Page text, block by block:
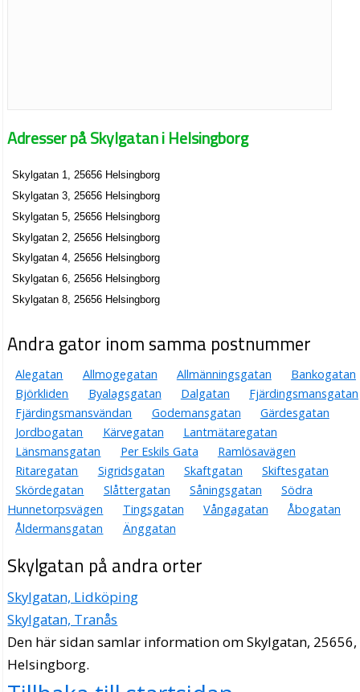
Adresser på Skylgatan i Helsingborg
Skylgatan 1, 25656 Helsingborg
Skylgatan 3, 25656 Helsingborg
Skylgatan 5, 25656 Helsingborg
Skylgatan 2, 25656 Helsingborg
Skylgatan 4, 25656 Helsingborg
Skylgatan 6, 25656 Helsingborg
Skylgatan 8, 25656 Helsingborg
Andra gator inom samma postnummer
Alegatan Allmogegatan Allmänningsgatan
Bankogatan
Björkliden
Byalagsgatan Dalgatan
Fjärdingsmansgatan
Fjärdingsmansvändan
Godemansgatan
Gärdesgatan
Jordbogatan
Kärvegatan
Lantmätaregatan
Länsmansgatan
Per Eskils Gata
Ramlösavägen
Ritaregatan
Sigridsgatan Skaftgatan
Skiftesgatan
Skördegatan
Slåttergatan Såningsgatan
Södra
Hunnetorpsvägen
Tingsgatan Vångagatan
Åbogatan
Åldermansgatan
Änggatan
Skylgatan på andra orter
Skylgatan, Lidköping
Skylgatan, Tranås
Den här sidan samlar information om Skylgatan, 25656,
Helsingborg.